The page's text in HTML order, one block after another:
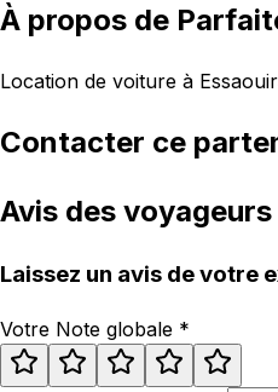
À propos de
Location de voiture à
Contacter ce
Avis des voyageurs
Laissez un avis de votre
Votre Note globale *